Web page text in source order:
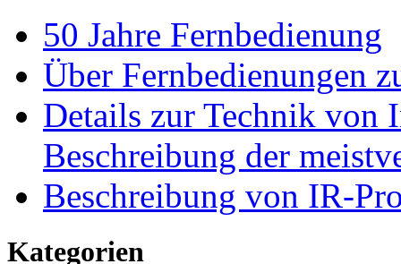
50 Jahre Fernbedienung
Über Fernbedienungen
Details zur Technik von
Beschreibung der
Beschreibung von IR-
Kategorien